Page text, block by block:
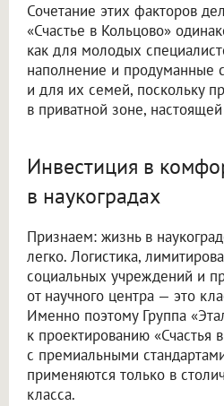
Сочетание этих факторов
«Счастье в Кольцово»
как для молодых
наполнение и продуманные
и для их семей, поскольку
в приватной зоне,
Инвестиция в
в наукоградах
Признаем: жизнь в
легко. Логистика,
социальных учреждений и
от научного центра — это
Именно поэтому Группа
к проектированию «Счастья
с премиальными
применяются только в
класса.